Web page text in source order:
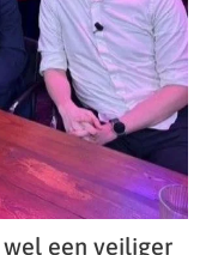
wel een veiliger